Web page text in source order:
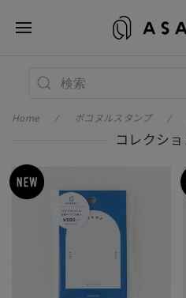
Home ポコヌルスタンプ
コレクシ